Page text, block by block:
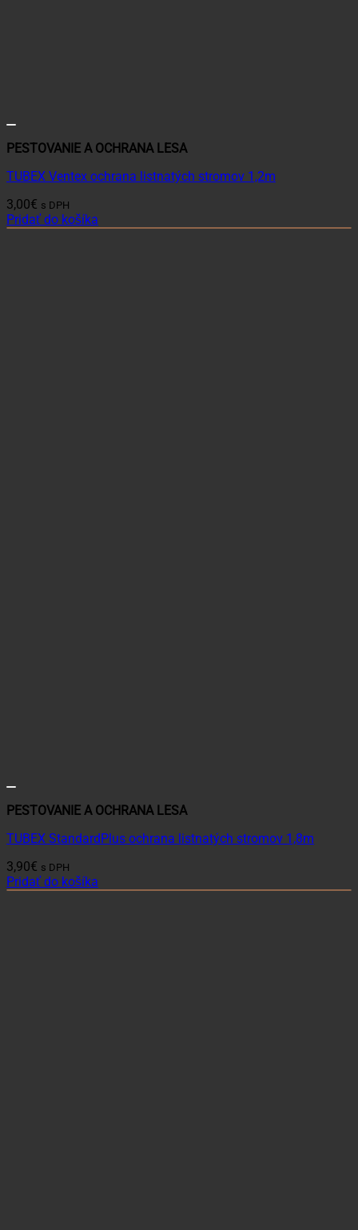
PESTOVANIE A OCHRANA LESA
TUBEX Ventex ochrana listnatých stromov 1,2m
3,00€ s DPH
Pridať do košíka
PESTOVANIE A OCHRANA LESA
TUBEX StandardPlus ochrana listnatých stromov 1,8m
3,90€ s DPH
Pridať do košíka